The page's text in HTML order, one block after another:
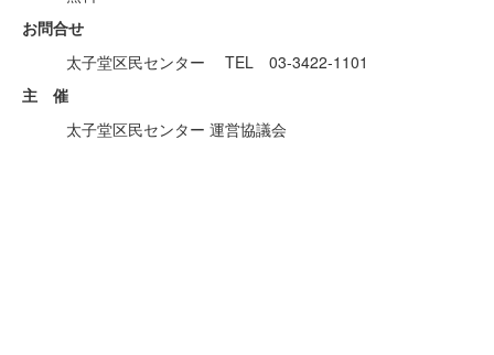
お問合せ
太子堂区民センター TEL 03-3422-1101
主 催
太子堂区民センター 運営協議会